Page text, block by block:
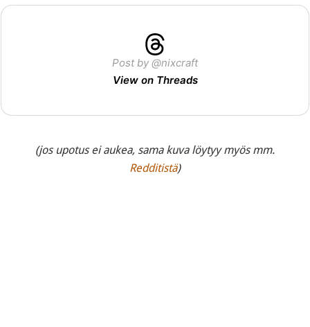
Post by @nixcraft
View on Threads
(jos upotus ei aukea, sama kuva löytyy myös mm.
Redditistä)